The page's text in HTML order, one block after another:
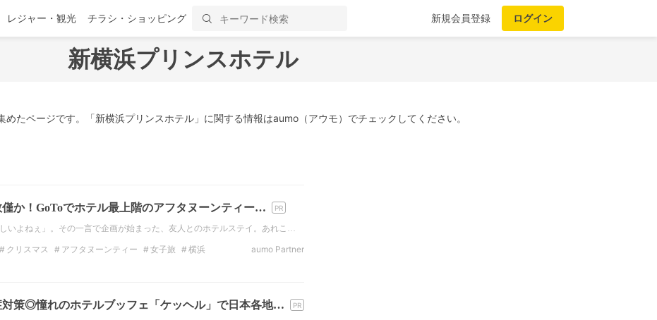
レジャー・観光 チラシ・ショッピング 新規会員登録 ログイン
新横浜プリンスホテル
めたページです。「新横浜プリンスホテル」に関する情報はaumo（アウモ）でチェックしてください。
僅か！GoToでホテル最上階のアフタヌーンティー…
しいよねぇ」。その一言で企画が始まった、友人とのホテルステイ。あれこ…
クリスマス アフタヌーンティー 女子旅
横浜
aumo Partner
対策◎憧れのホテルブッフェ「ケッヘル」で日本各地…